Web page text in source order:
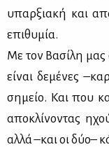
υπαρ­ξια­κή και
επι­θυ­μία.
Με τον Βα­σί­λη
εί­ναι δε­μέ­νες
ση­μείο. Και που
απο­κλί­νο­ντας
αλ­λά –και οι δύο–